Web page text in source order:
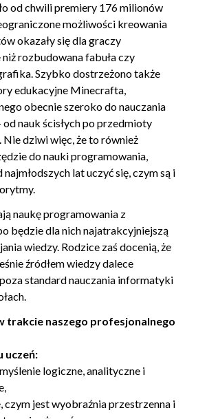
zmienne
00:12:45
i funkcja
OGLĄDAJ »
00:10:24
i false.
if
i instrukcja
00:18:50
00:09:29
else
00:10:56
Block
00:10:00
00:18:28
Item
od chwili premiery 176 milionów
możliwości kreowania
okazały się dla graczy
rozbudowana fabuła czy
Szybko dostrzeżono także
edukacyjne Minecrafta,
obecnie szeroko do nauczania
nauk ścisłych po przedmioty
Nie dziwi więc, że to również
do nauki programowania,
lat uczyć się, czym są i
naukę programowania z
będzie dla nich najatrakcyjniejszą
wiedzy. Rodzice zaś docenią, że
źródłem wiedzy dalece
standard nauczania informatyki
trakcie naszego profesjonalnego
uczeń:
logiczne, analityczne i
czym jest wyobraźnia przestrzenna i